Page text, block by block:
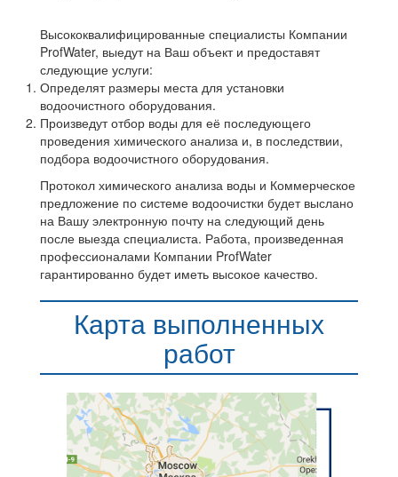
Высококвалифицированные специалисты Компании
ProfWater, выедут на Ваш объект и предоставят
следующие услуги:
Определят размеры места для установки
водоочистного оборудования.
Произведут отбор воды для её последующего
проведения химического анализа и, в последствии,
подбора водоочистного оборудования.
Протокол химического анализа воды и Коммерческое
предложение по системе водоочистки будет выслано
на Вашу электронную почту на следующий день
после выезда специалиста. Работа, произведенная
профессионалами Компании ProfWater
гарантированно будет иметь высокое качество.
Карта выполненных
работ